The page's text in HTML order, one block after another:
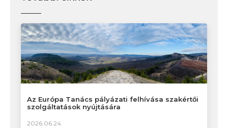
Az Európa Tanács pályázati felhívása szakértői
szolgáltatások nyújtására
2026.06.24.